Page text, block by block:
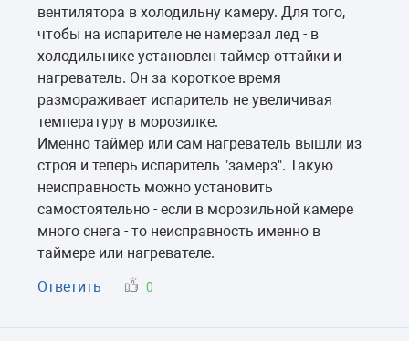
вентилятора в холодильну камеру. Для того,
чтобы на испарителе не намерзал лед - в
холодильнике установлен таймер оттайки и
нагреватель. Он за короткое время
размораживает испаритель не увеличивая
температуру в морозилке.
Именно таймер или сам нагреватель вышли из
строя и теперь испаритель "замерз". Такую
неисправность можно установить
самостоятельно - если в морозильной камере
много снега - то неисправность именно в
таймере или нагревателе.
Ответить
0